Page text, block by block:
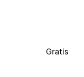
Gratis